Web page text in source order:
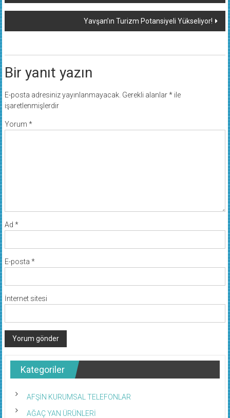
dolaşımı
Yavşan’ın Turizm Potansiyeli Yükseliyor!
Bir yanıt yazın
E-posta adresiniz yayınlanmayacak. Gerekli alanlar*ile
işaretlenmişlerdir
Yorum *
Ad *
E-posta *
İnternet sitesi
Kategoriler
AFŞİN KURUMSAL TELEFONLAR
AĞAÇ YAN ÜRÜNLERİ